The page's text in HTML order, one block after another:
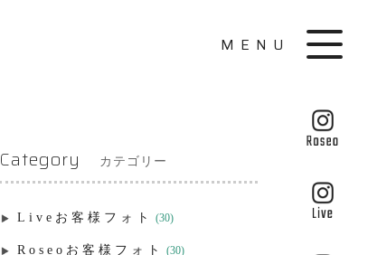
MENU
Category カテゴリー
Liveお客様フォト (30)
Roseoお客様フォト (30)